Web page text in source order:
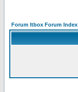
Forum Itbox Forum Index